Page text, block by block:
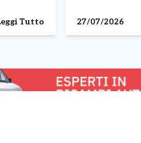
(General
Tutto
capitali in Italia.
rassicurante per
27/07/2026